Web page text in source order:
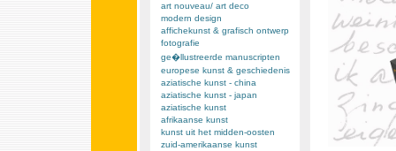
art nouveau/ art deco
modern design
affichekunst & grafisch ontwerp
fotografie
ge�llustreerde manuscripten
europese kunst & geschiedenis
aziatische kunst - china
aziatische kunst - japan
aziatische kunst
afrikaanse kunst
kunst uit het midden-oosten
zuid-amerikaanse kunst